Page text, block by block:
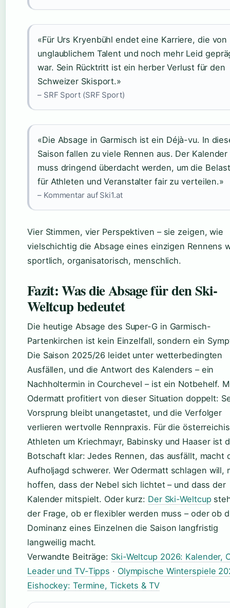
«Für Urs Kryenbühl endet eine Karriere, die von
unglaublichem Talent und noch mehr Leid
war. Sein Rücktritt ist ein herber Verlust für den
Schweizer Skisport.»
– SRF Sport (SRF Sport)
«Die Absage in Garmisch ist ein Déjà-vu. In
Saison fallen zu viele Rennen aus. Der Kalender
muss dringend überdacht werden, um die
für Athleten und Veranstalter fair zu verteilen.»
– Kommentar auf Ski1.at
Vier Stimmen, vier Perspektiven – sie zeigen, wie
vielschichtig die Absage eines einzigen Rennens
sportlich, organisatorisch, menschlich.
Fazit: Was die Absage für den Ski-
Weltcup bedeutet
Die heutige Absage des Super-G in Garmisch-
Partenkirchen ist kein Einzelfall, sondern ein
Die Saison 2025/26 leidet unter wetterbedingten
Ausfällen, und die Antwort des Kalenders – ein
Nachholtermin in Courchevel – ist ein Notbehelf.
Odermatt profitiert von dieser Situation doppelt:
Vorsprung bleibt unangetastet, und die Verfolger
verlieren wertvolle Rennpraxis. Für die
Athleten um Kriechmayr, Babinsky und Haaser ist
Botschaft klar: Jedes Rennen, das ausfällt, macht
Aufholjagd schwerer. Wer Odermatt schlagen will,
hoffen, dass der Nebel sich lichtet – und dass der
Kalender mitspielt. Oder kurz: Der Ski-Weltcup
der Frage, ob er flexibler werden muss – oder ob
Dominanz eines Einzelnen die Saison langfristig
langweilig macht.
Verwandte Beiträge: Ski-Weltcup 2026: Kalender,
Leader und TV-Tipps · Olympische Winterspiele
Eishockey: Termine, Tickets & TV